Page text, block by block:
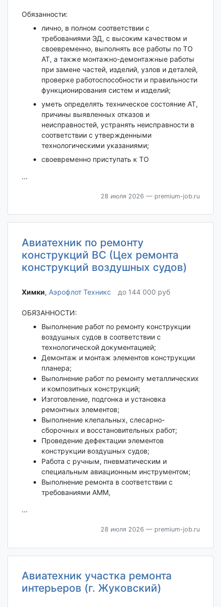
Обязанности:
лично, в полном соответствии с
требованиями ЭД, с высоким качеством и
своевременно, выполнять все работы по ТО
АТ, а также монтажно-демонтажные работы
при замене частей, изделий, узлов и деталей,
проверке работоспособности и правильности
функционирования систем и изделий;
уметь определять техническое состояние АТ,
причины выявленных отказов и
неисправностей, устранять неисправности в
соответствии с утвержденными
технологическими указаниями;
своевременно приступать к ТО
...
28 июля 2026 — premium-job.ru
Авиатехник по ремонту
конструкций ВС (Цех ремонта
конструкций воздушных судов)
Химки‎, Аэрофлот Техникс до 144 000 руб
ОБЯЗАННОСТИ:
Выполнение работ по ремонту конструкции
воздушных судов в соответствии с
технологической документацией;
Демонтаж и монтаж элементов конструкции
планера;
Выполнение работ по ремонту металлических
и композитных конструкций;
Изготовление, подгонка и установка
ремонтных элементов;
Выполнение клепальных, слесарно-
сборочных и восстановительных работ;
Проведение дефектации элементов
конструкции воздушных судов;
Работа с ручным, пневматическим и
специальным авиационным инструментом;
Выполнение ремонта в соответствии с
требованиями AMM,
...
28 июля 2026 — premium-job.ru
Авиатехник участка ремонта
интерьеров (г. Жуковский)